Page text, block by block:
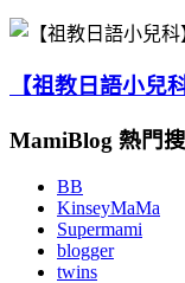
【祖教日語小兒
MamiBlog 熱門
BB
KinseyMaMa
Supermami
blogger
twins